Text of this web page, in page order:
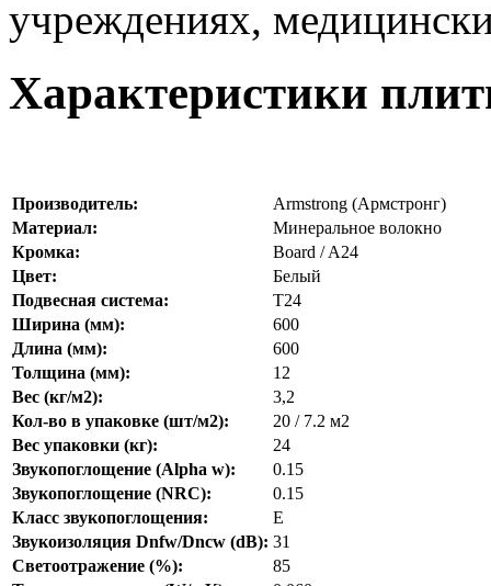
учреждениях,
Характеристики
Производитель:
Armstrong (Армстронг)
Материал:
Минеральное волокно
Кромка:
Board / A24
Цвет:
Белый
Подвесная система:
Т24
Ширина (мм):
600
Длина (мм):
600
Толщина (мм):
12
Вес (кг/м2):
3,2
Кол-во в упаковке (шт/м2):
20 / 7.2 м2
Вес упаковки (кг):
24
Звукопоглощение (Alpha w):
0.15
Звукопоглощение (NRC):
0.15
Класс звукопоглощения:
E
Звукоизоляция Dnfw/Dncw (dB): 31
Светоотражение (%):
85